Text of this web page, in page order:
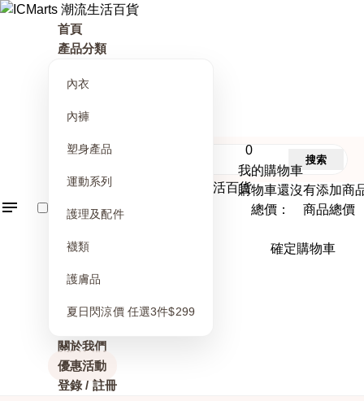
首頁
產品分類
內衣
內褲
塑身產品
運動系列
護理及配件
襪類
護膚品
夏日閃涼價 任選3件$299
關於我們
優惠活動
登錄 / 註冊
0
我的購物車
購物車還沒有添加商
總價： 商品總價
確定購物車
搜索